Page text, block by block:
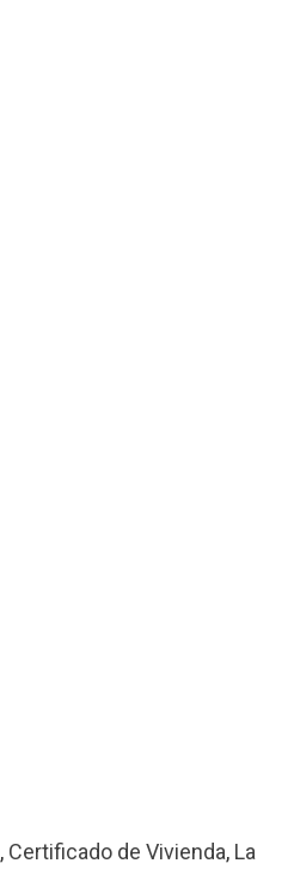
, Certificado de Vivienda, La